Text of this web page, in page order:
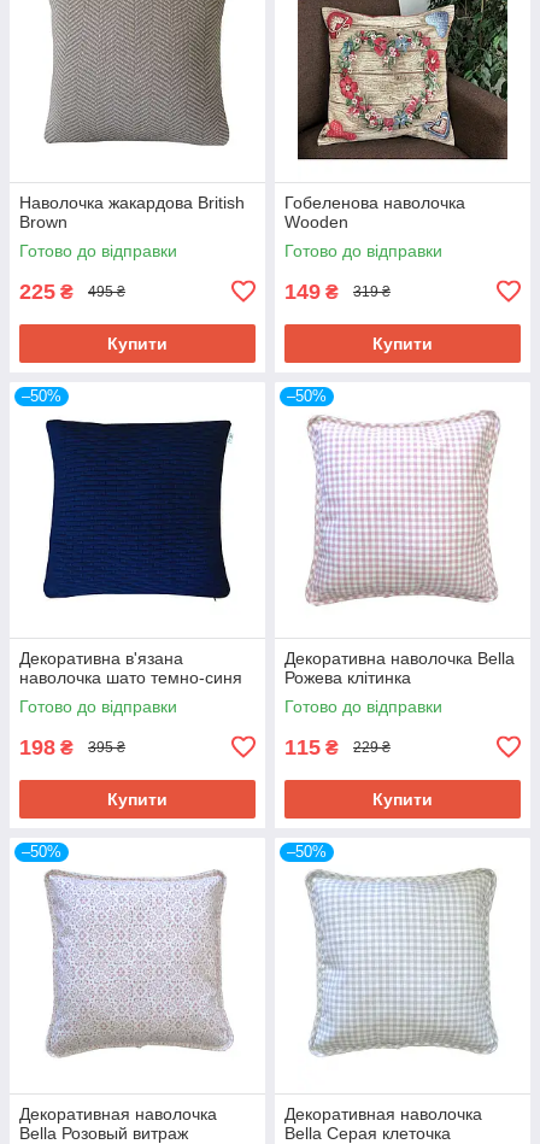
Наволочка жакардова British
Brown
Готово до відправки
225 ₴ 495 ₴
Купити
Гобеленова наволочка
Wooden
Готово до відправки
149 ₴ 319 ₴
Купити
–50%
Декоративна в'язана
наволочка шато темно-синя
Готово до відправки
198 ₴ 395 ₴
Купити
–50%
Декоративна наволочка Bella
Рожева клітинка
Готово до відправки
115 ₴ 229 ₴
Купити
–50%
Декоративная наволочка
Bella Розовый витраж
–50%
Декоративная наволочка
Bella Серая клеточка